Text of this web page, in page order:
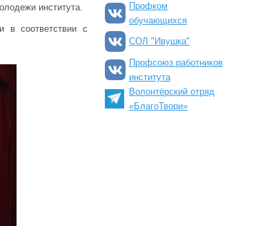
института.
в соответствии с
Профком
обучающихся
СОЛ "Ивушка"
Профсоюз работников
института
Волонтёрский отряд
«БлагоТвори»